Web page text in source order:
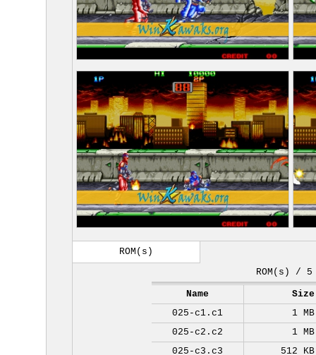
ROM(s)
ROM(s) / 5
Name
Size
025-c1.c1
1 MB
025-c2.c2
1 MB
025-c3.c3
512 KB